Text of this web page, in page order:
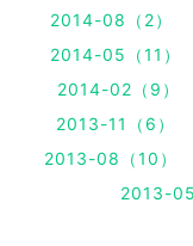
2014-08（2）
2014-05（11）
2014-02（9）
2013-11（6）
2013-08（10）
2013-05